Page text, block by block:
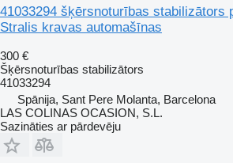
41033294 šķērsnoturības stabilizātors
Stralis kravas automašīnas
300 €
Šķērsnoturības stabilizātors
41033294
Spānija, Sant Pere Molanta, Barcelona
LAS COLINAS OCASION, S.L.
Sazināties ar pārdevēju